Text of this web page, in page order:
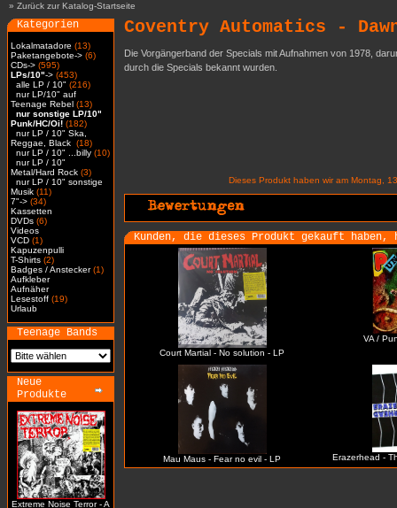
» Zurück zur Katalog-Startseite
Kategorien
Lokalmatadore (13)
Paketangebote-> (6)
CDs-> (595)
LPs/10"-> (453)
alle LP / 10" (216)
nur LP/10" auf
Teenage Rebel (13)
nur sonstige LP/10"
Punk/HC/Oi! (182)
nur LP / 10" Ska,
Reggae, Black (18)
nur LP / 10" ...billy (10)
nur LP / 10"
Metal/Hard Rock (3)
nur LP / 10" sonstige
Musik (11)
7"-> (34)
Kassetten
DVDs (6)
Videos
VCD (1)
Kapuzenpulli
T-Shirts (2)
Badges / Anstecker(1)
Aufkleber
Aufnäher
Lesestoff (19)
Urlaub
Teenage Bands
Neue
Produkte
Extreme Noise Terror - A
Coventry Automatics -
Die Vorgängerband der Specials mit Aufnahmen von 1978,
durch die Specials bekannt wurden.
Dieses Produkt haben wir am Montag,
Kunden, die dieses Produkt gekauft haben,
Court Martial - No solution - LP
VA /
Mau Maus - Fear no evil - LP Erazerhead -